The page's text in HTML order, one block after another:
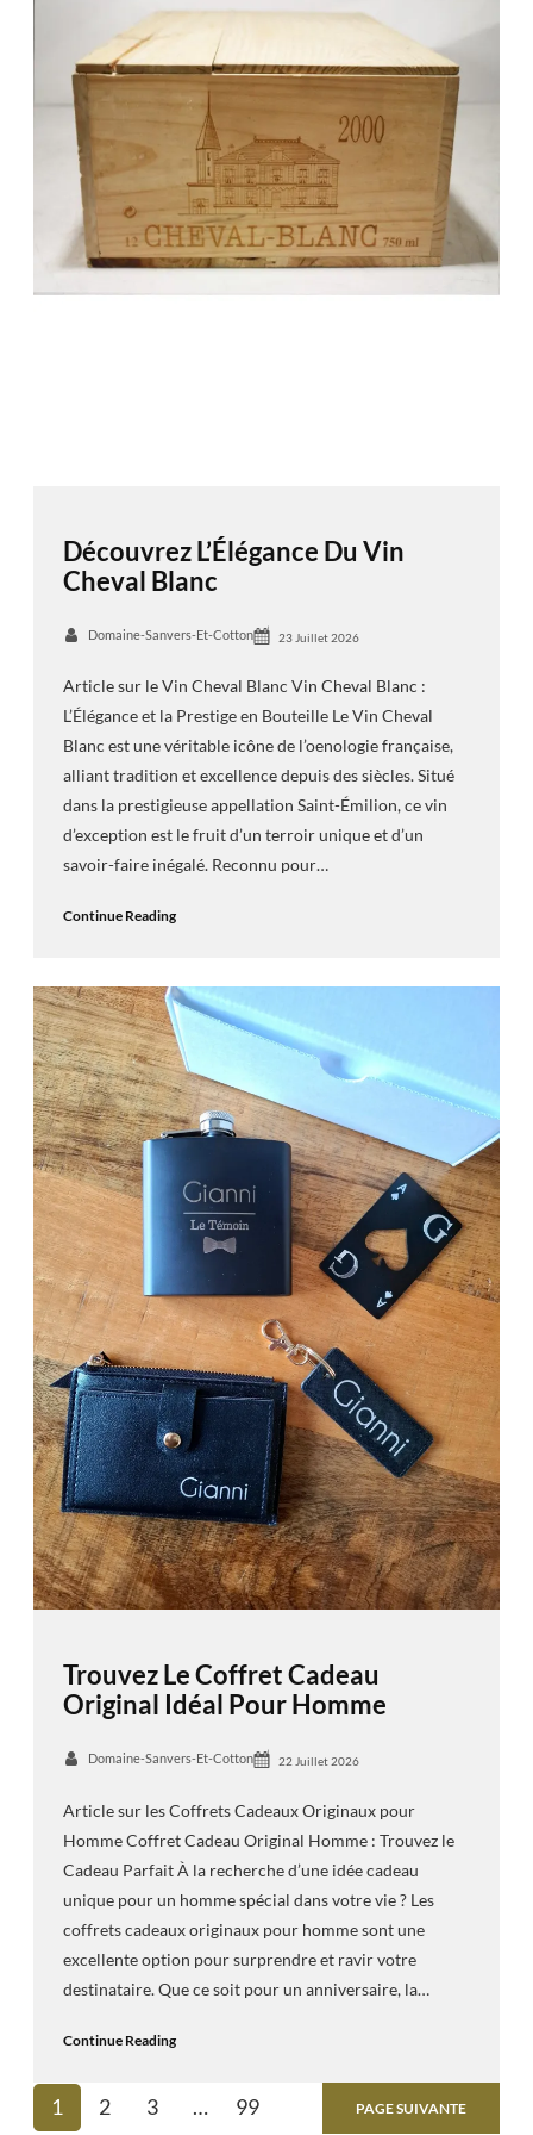
Découvrez L’Élégance Du Vin
Cheval Blanc
Domaine-Sanvers-Et-Cotton 23 Juillet 2026
Article sur le Vin Cheval Blanc Vin Cheval Blanc :
L’Élégance et la Prestige en Bouteille Le Vin Cheval
Blanc est une véritable icône de l’oenologie française,
alliant tradition et excellence depuis des siècles. Situé
dans la prestigieuse appellation Saint-Émilion, ce vin
d’exception est le fruit d’un terroir unique et d’un
savoir-faire inégalé. Reconnu pour…
Continue Reading
Trouvez Le Coffret Cadeau
Original Idéal Pour Homme
Domaine-Sanvers-Et-Cotton 22 Juillet 2026
Article sur les Coffrets Cadeaux Originaux pour
Homme Coffret Cadeau Original Homme : Trouvez le
Cadeau Parfait À la recherche d’une idée cadeau
unique pour un homme spécial dans votre vie ? Les
coffrets cadeaux originaux pour homme sont une
excellente option pour surprendre et ravir votre
destinataire. Que ce soit pour un anniversaire, la…
Continue Reading
1 2 3 … 99 PAGE SUIVANTE